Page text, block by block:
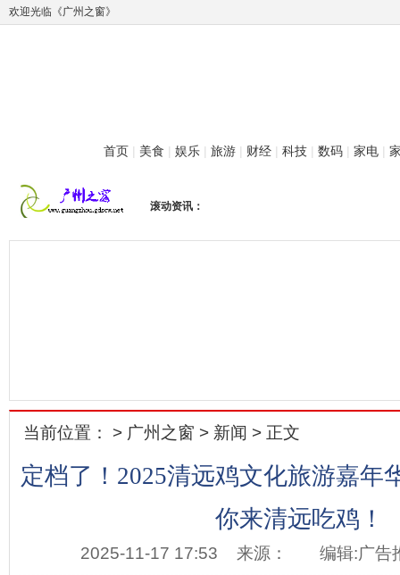
欢迎光临《广州之窗》
首页 | 美食 | 娱乐 | 旅游 | 财经 | 科技 | 数码 | 家电 |
滚动资讯：
当前位置： > 广州之窗 > 新闻 > 正文
定档了！2025清远鸡文化旅游嘉年
你来清远吃鸡！
2025-11-17 17:53 来源： 编辑:广告